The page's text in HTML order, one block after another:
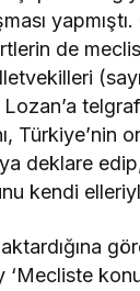
de
Türkiye’nin
deklare edip,
kendi
‘Mecliste